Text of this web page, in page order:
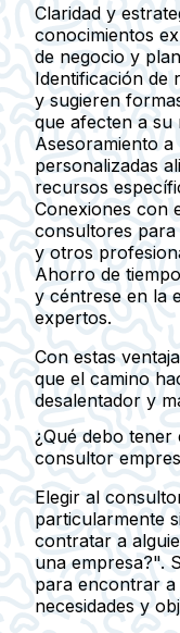
Claridad y
conocimientos
de negocio y
Identificación de
y sugieren
que afecten a su
Asesoramiento a
personalizadas
recursos
Conexiones con
consultores para
y otros
Ahorro de
y céntrese en la
expertos.
Con estas
que el camino
desalentador y
¿Qué debo
consultor
Elegir al
particularmente
contratar a
una empresa?".
para encontrar a
necesidades y